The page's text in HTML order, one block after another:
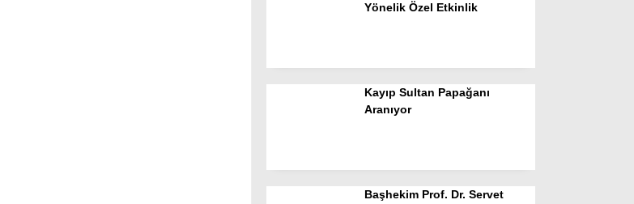
Yönelik Özel Etkinlik
Kayıp Sultan Papağanı
Aranıyor
Başhekim Prof. Dr. Servet